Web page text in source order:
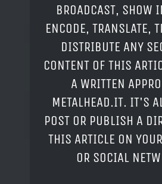
BROADCAST, SHOW
ENCODE, TRANSLATE,
DISTRIBUTE ANY
CONTENT OF THIS
A WRITTEN
METALHEAD.IT. IT'S
POST OR PUBLISH A
THIS ARTICLE ON
OR SOCIAL